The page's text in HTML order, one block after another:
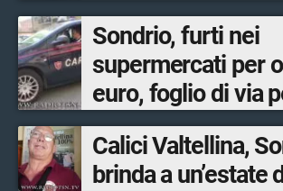
Sondrio, furti nei
supermercati per
euro, foglio di via
ventinovenne
Calici Valtellina,
brinda a un’estate